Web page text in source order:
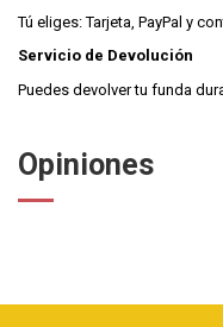
Tú eliges: Tarjeta, PayPal y
Servicio de Devolución
Puedes devolver tu funda
Opiniones